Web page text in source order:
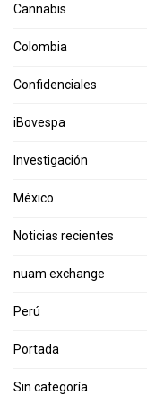
Cannabis
Colombia
Confidenciales
iBovespa
Investigación
México
Noticias recientes
nuam exchange
Perú
Portada
Sin categoría